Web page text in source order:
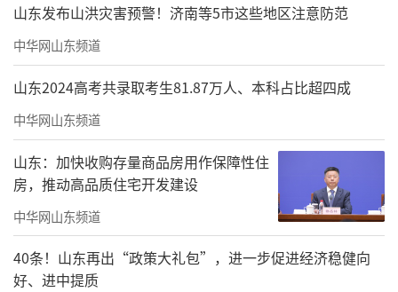
山东发布山洪灾害预警！济南等5市这些地区注意防范
中华网山东频道
山东2024高考共录取考生81.87万人、本科占比超四成
中华网山东频道
山东：加快收购存量商品房用作保障性住
房，推动高品质住宅开发建设
中华网山东频道
40条！山东再出“政策大礼包”，进一步促进经济稳健向
好、进中提质